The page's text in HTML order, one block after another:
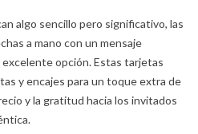
algo sencillo pero significativo, las
a mano con un mensaje
opción. Estas tarjetas
y encajes para un toque extra de
y la gratitud hacia los invitados